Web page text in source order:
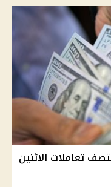
تعاملات الاثنين